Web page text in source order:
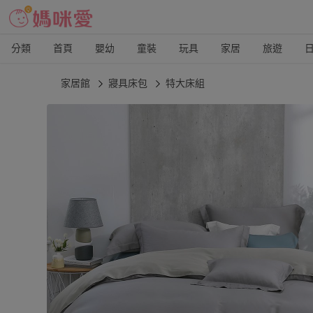
分類 首頁 嬰幼 童裝 玩具 家居 旅遊
家居館 寢具床包 特大床組